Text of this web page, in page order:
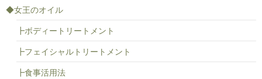
◆女王のオイル
┣ボディートリートメント
┣フェイシャルトリートメント
┣食事活用法